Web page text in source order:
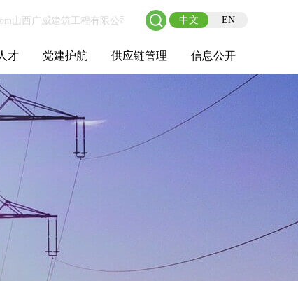
中文 EN
才
念
长
聘
聘
作站
态
党建护航 供应链管理 信息公开